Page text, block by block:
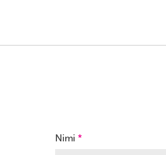
Nimi *